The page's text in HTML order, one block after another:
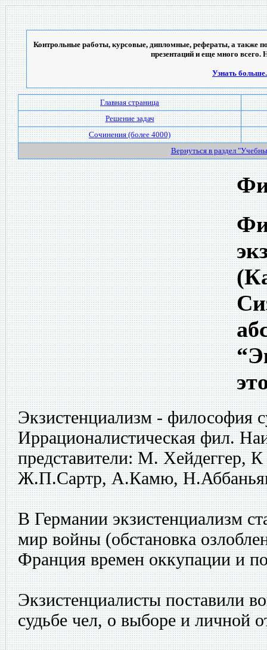
Контрольные работы, курсовые, дипломные, рефераты, а также
презентаций и еще много всего.
Узнать
Главная страница
Решение задач
Сочинения (более 4000)
Вернуться в раздел
Экзистенциализм - философия
Иррационалистическая фил.
представители: М. Хейдеггер,
Ж.П.Сартр, А.Камю,
В Германии экзистенциализм
мир войны (обстановка
Франция времен оккупации и
Экзистенциалисты поставили
судьбе чел, о выборе и личной